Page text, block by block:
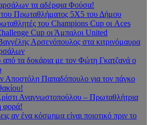
τα αδέρφια Φούσα!
Πρωταθλήματος 5Χ5 του Δήμου
του Champions Cup οι Aces
Cup οι Άμπαλοι United
Αρσενόπουλος στα κιτρινόμαυρα
από τα δοκάρια με τον Φώτη Γκατζανά ο
Αποστόλη Παπαδόπουλο για τον πάγκο
Αναγνωστοπούλου – Πρωταθλήτρια
φορά!
αν ένα κόσμημα είναι ποιοτικό πριν το